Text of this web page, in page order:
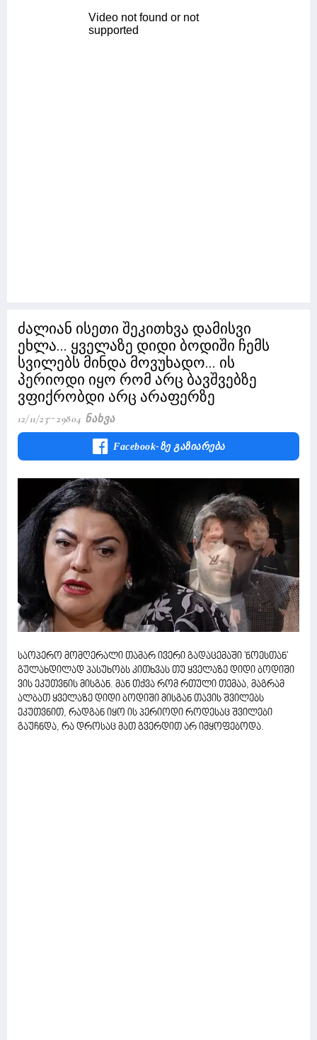
ძალიან ისეთი შეკითხვა დამისვი
ეხლა... ყველაზე დიდი ბოდიში ჩემს
სვილებს მინდა მოვუხადო... ის
პერიოდი იყო რომ არც ბავშვებზე
ვფიქრობდი არც არაფერზე
12/11/23 29804 Ნახვა
Facebook-Ზე Გაზიარება
საოპერო მომღერალი თამარ ივერი გადაცემაში 'ნოესთან'
გულახდილად პასუხობს კითხვას თუ ყველაზე დიდი ბოდიში
ვის ეკუთვნის მისგან. მან თქვა რომ რთული თემაა, მაგრამ
ალბათ ყველაზე დიდი ბოდიში მისგან თავის შვილებს
ეკუთვნით, რადგან იყო ის პერიოდი როდესაც შვილები
გაუჩნდა, რა დროსაც მათ გვერდით არ იმყოფებოდა.